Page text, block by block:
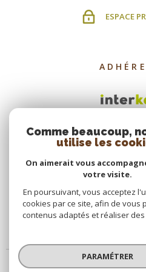
ESPACE
Comme beaucoup,
utilise les
On aimerait vous
votre visite.
En poursuivant, vous acceptez
cookies par ce site, afin de vous
contenus adaptés et réaliser
PARAMÉTRER